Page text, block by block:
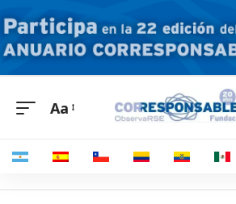
Aa